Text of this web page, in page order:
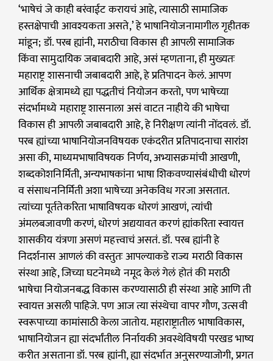
‘भाषेचं जे काही बरंवाईट करायचं आहे, त्यासाठी सामाजिक
हस्तक्षेपाची आवश्यकता असते,’ हे भाषानियोजनामागील गृहीतक
मांडून; डॉ. परब ह्यांनी, मराठीचा विकास ही आपली सामाजिक
किंवा सामुदायिक जबाबदारी आहे, असं म्हणताना, ही मुख्यतः
महाराष्ट्र शासनाची जबाबदारी आहे, हे प्रतिपादन केलं. आपण
आर्थिक क्षेत्रामध्ये ह्या पद्धतीचं नियोजन करतो, पण भाषेच्या
संदर्भामध्ये महाराष्ट्र शासनाला असं वाटत नाहीये की भाषेचा
विकास ही आपली जबाबदारी आहे, हे निरीक्षण त्यांनी नोंदवलं. डॉ.
परब ह्यांच्या भाषानियोजनविषयक एकंदरीत प्रतिपादनाचा सारांश
असा की, माध्यमभाषाविषयक निर्णय, अभ्यासक्रमांची आखणी,
शब्दकोशनिर्मिती, अन्यभाषकांना भाषा शिकवण्यासंबंधीची धोरणं
व संसाधननिर्मिती अशा भाषेच्या अनेकविध गरजा असतात.
त्यांच्या पूर्ततेकरिता भाषाविषयक धोरणं आखणं, त्यांची
अंमलबजावणी करणं, धोरणं अद्ययावत करणं ह्यांकरिता स्वायत्त
शासकीय यंत्रणा असणं महत्त्वाचं असतं. डॉ. परब ह्यांनी हे
निदर्शनास आणलं की वस्तुतः आपल्याकडे राज्य मराठी विकास
संस्था आहे, जिच्या घटनेमध्ये नमूद केलं गेलं होतं की मराठी
भाषेचा नियोजनबद्ध विकास करण्यासाठी ही संस्था आहे आणि ती
स्वायत्त असली पाहिजे. पण आज त्या संस्थेचा वापर गौण, उत्सवी
स्वरूपाच्या कामांसाठी केला जातोय. महाराष्ट्रातील भाषाविकास,
भाषानियोजन ह्या संदर्भांतील निर्नायकी अवस्थेविषयी परखड भाष्य
करीत असताना डॉ. परब ह्यांनी, ह्या संदर्भात अनुसरण्याजोगी, प्रगत